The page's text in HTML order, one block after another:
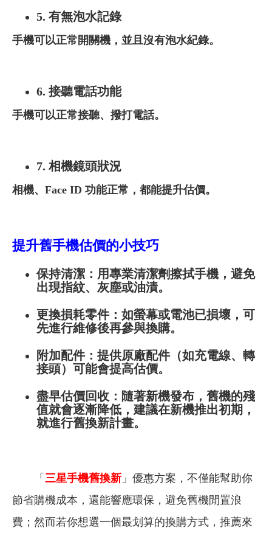
5. 有無泡水記錄
手機可以正常開關機，並且沒有泡水紀錄。
6. 接聽電話功能
手機可以正常接聽、撥打電話。
7. 相機鏡頭狀況
相機、Face ID 功能正常，都能提升估價。
提升舊手機估價的小技巧
保持清潔：用專業清潔劑擦拭手機，避免
出現指紋、灰塵或油漬。
更換損耗零件：如螢幕或電池已損壞，可
先進行維修後再參與換購。
附加配件：提供原廠配件（如充電線、轉
接頭）可能會提高估價。
盡早估價回收：隨著新機發布，舊機的殘
值就會逐漸降低，建議在新機推出初期，
就進行舊換新計畫。
「 三星手機舊換新 」優惠方案，不僅能幫助你
節省購機成本，還能響應環保，避免舊機閒置浪
費；然而若你想選一個最划算的換購方式，推薦來